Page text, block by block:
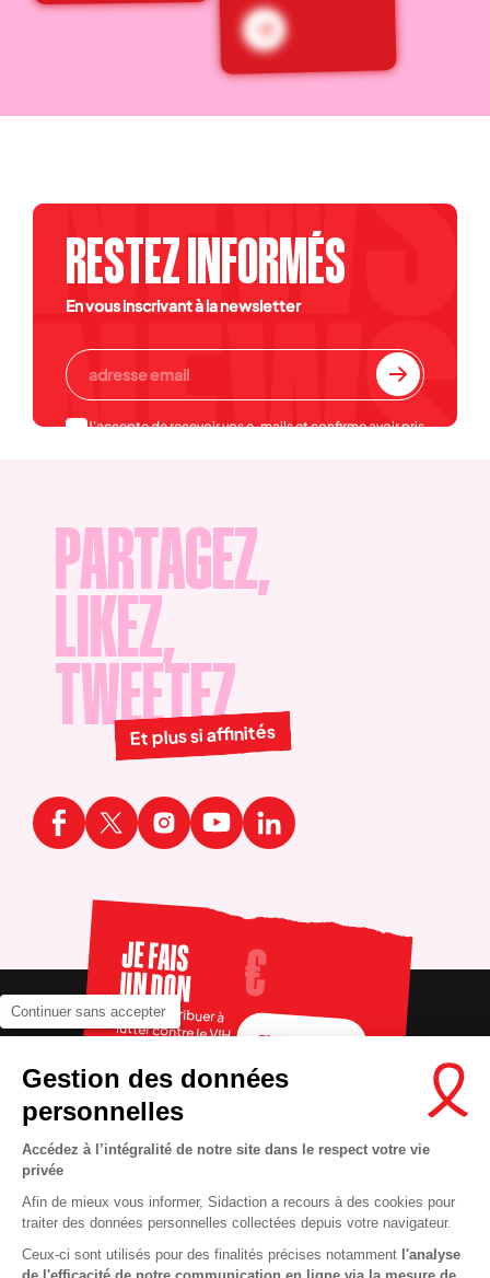
Continuer sans accepter
Gestion des données
personnelles
Accédez à l’intégralité de notre site dans le respect votre vie
privée
Afin de mieux vous informer, Sidaction a recours à des cookies pour
traiter des données personnelles collectées depuis votre navigateur.
Ceux-ci sont utilisés pour des finalités précises notamment l'analyse
RESTEZ INFORMÉS
En vous inscrivant à la newsletter
J'accepte de recevoir vos e-mails et confirme avoir pris
PARTAGEZ,
LIKEZ,
TWEETEZ
Et plus si affinités
Contact RECRUTEMENT
JE FAIS
UN DON
Pour contribuer à
lutter contre le VIH FAIRE UN DON